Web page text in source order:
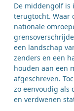
De middengolf is
terugtocht. Waar
nationale
een landschap
zenders en een
houden aan een
afgeschreven.
zo eenvoudig als
en verdwenen